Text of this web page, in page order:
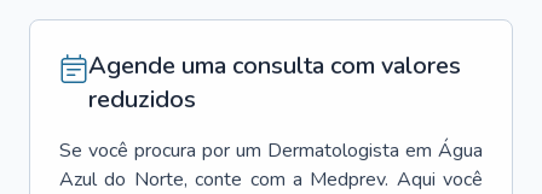
Agende uma consulta com valores
reduzidos
Se você procura por um Dermatologista em Água
Azul do Norte, conte com a Medprev. Aqui você